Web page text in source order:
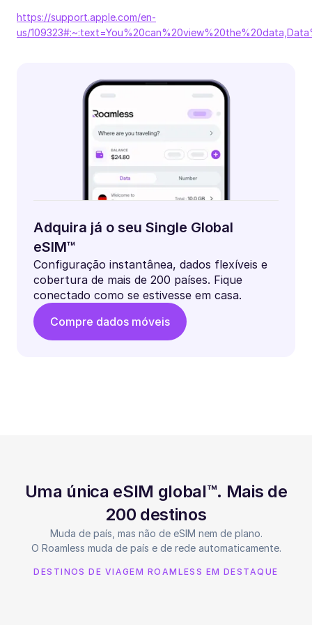
https://support.apple.com/en-
us/
Adquira já o seu Single Global
eSIM™
Configuração instantânea, dados flexíveis e
cobertura de mais de 200 países. Fique
conectado como se estivesse em casa.
Compre dados móveis
Uma única eSIM global™. Mais de
200 destinos
Muda de país, mas não de eSIM nem de plano.
O Roamless muda de país e de rede automaticamente.
DESTINOS DE VIAGEM ROAMLESS EM DESTAQUE